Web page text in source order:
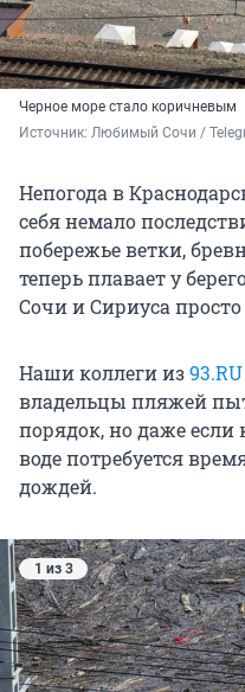
Черное море стало коричневым
Источник: Любимый Сочи /
Непогода в
себя немало
побережье ветки,
теперь плавает у
Сочи и Сириуса
Наши коллеги из93.RU
владельцы пляжей
порядок, но даже если
воде потребуется
дождей.
1 из 3